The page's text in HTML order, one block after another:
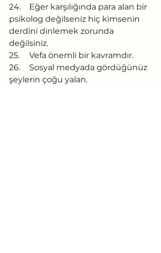
24.	Eğer karşılığında para alan bir
psikolog değilseniz hiç kimsenin
derdini dinlemek zorunda
değilsiniz.
25.	Vefa önemli bir kavramdır.
26.	Sosyal medyada gördüğünüz
şeylerin çoğu yalan.